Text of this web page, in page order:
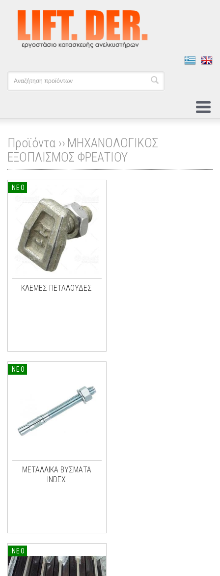
Προϊόντα ›› ΜΗΧΑΝΟΛΟΓΙΚΟΣ
ΕΞΟΠΛΙΣΜΟΣ ΦΡΕΑΤΙΟΥ
ΝΕΟ
ΚΛΕΜΕΣ-ΠΕΤΑΛΟΥΔΕΣ
ΝΕΟ
ΜΕΤΑΛΛΙΚΑ ΒΥΣΜΑΤΑ
INDEX
ΝΕΟ